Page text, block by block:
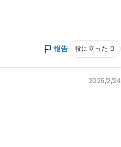
報告 役に立った 0
2025/2/24